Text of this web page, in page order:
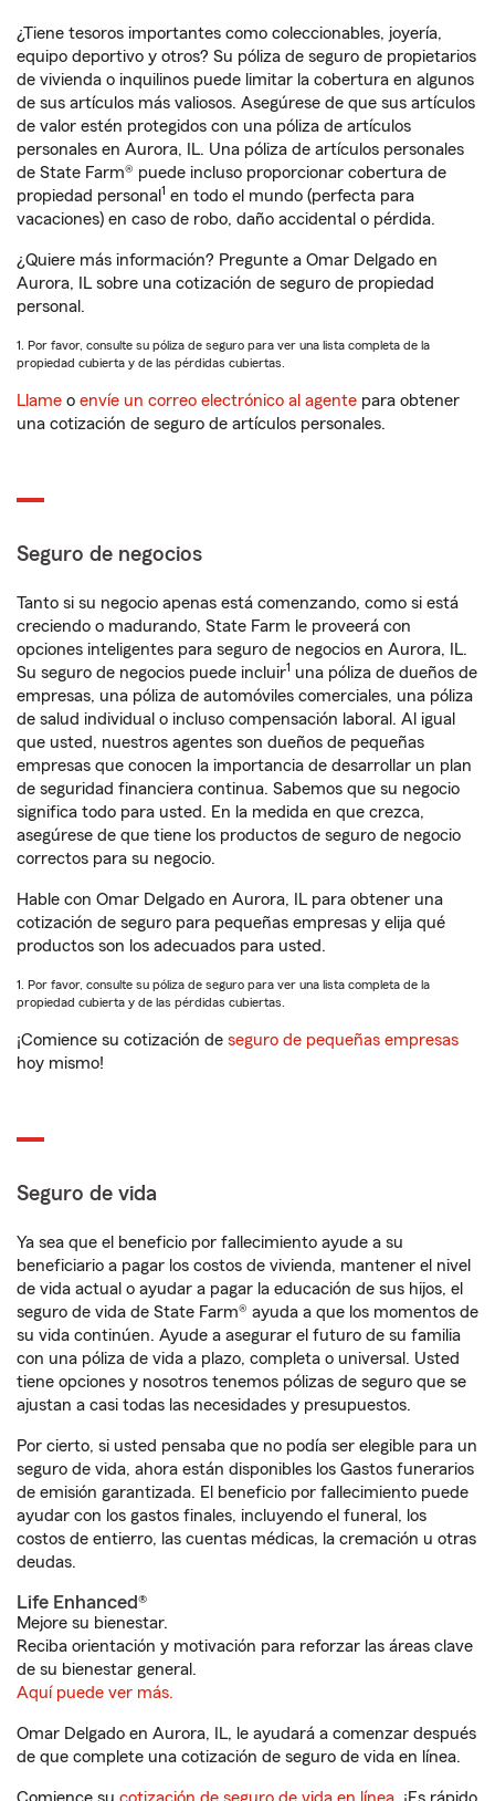
¿Tiene tesoros importantes como coleccionables, joyería,
equipo deportivo y otros? Su póliza de seguro de propietarios
de vivienda o inquilinos puede limitar la cobertura en algunos
de sus artículos más valiosos. Asegúrese de que sus artículos
de valor estén protegidos con una póliza de artículos
personales en Aurora, IL. Una póliza de artículos personales
de State Farm® puede incluso proporcionar cobertura de
propiedad personal 1 en todo el mundo (perfecta para
vacaciones) en caso de robo, daño accidental o pérdida.
¿Quiere más información? Pregunte a Omar Delgado en
Aurora, IL sobre una cotización de seguro de propiedad
personal.
1. Por favor, consulte su póliza de seguro para ver una lista completa de la
propiedad cubierta y de las pérdidas cubiertas.
Llame o envíe un correo electrónico al agente para obtener
una cotización de seguro de artículos personales.
Seguro de negocios
Tanto si su negocio apenas está comenzando, como si está
creciendo o madurando, State Farm le proveerá con
opciones inteligentes para seguro de negocios en Aurora, IL.
Su seguro de negocios puede incluir1 una póliza de dueños de
empresas, una póliza de automóviles comerciales, una póliza
de salud individual o incluso compensación laboral. Al igual
que usted, nuestros agentes son dueños de pequeñas
empresas que conocen la importancia de desarrollar un plan
de seguridad financiera continua. Sabemos que su negocio
significa todo para usted. En la medida en que crezca,
asegúrese de que tiene los productos de seguro de negocio
correctos para su negocio.
Hable con Omar Delgado en Aurora, IL para obtener una
cotización de seguro para pequeñas empresas y elija qué
productos son los adecuados para usted.
1. Por favor, consulte su póliza de seguro para ver una lista completa de la
propiedad cubierta y de las pérdidas cubiertas.
¡Comience su cotización de seguro de pequeñas empresas
hoy mismo!
Seguro de vida
Ya sea que el beneficio por fallecimiento ayude a su
beneficiario a pagar los costos de vivienda, mantener el nivel
de vida actual o ayudar a pagar la educación de sus hijos, el
seguro de vida de State Farm® ayuda a que los momentos de
su vida continúen. Ayude a asegurar el futuro de su familia
con una póliza de vida a plazo, completa o universal. Usted
tiene opciones y nosotros tenemos pólizas de seguro que se
ajustan a casi todas las necesidades y presupuestos.
Por cierto, si usted pensaba que no podía ser elegible para un
seguro de vida, ahora están disponibles los Gastos funerarios
de emisión garantizada. El beneficio por fallecimiento puede
ayudar con los gastos finales, incluyendo el funeral, los
costos de entierro, las cuentas médicas, la cremación u otras
deudas.
Life Enhanced®
Mejore su bienestar.
Reciba orientación y motivación para reforzar las áreas clave
de su bienestar general.
Aquí puede ver más.
Omar Delgado en Aurora, IL, le ayudará a comenzar después
de que complete una cotización de seguro de vida en línea.